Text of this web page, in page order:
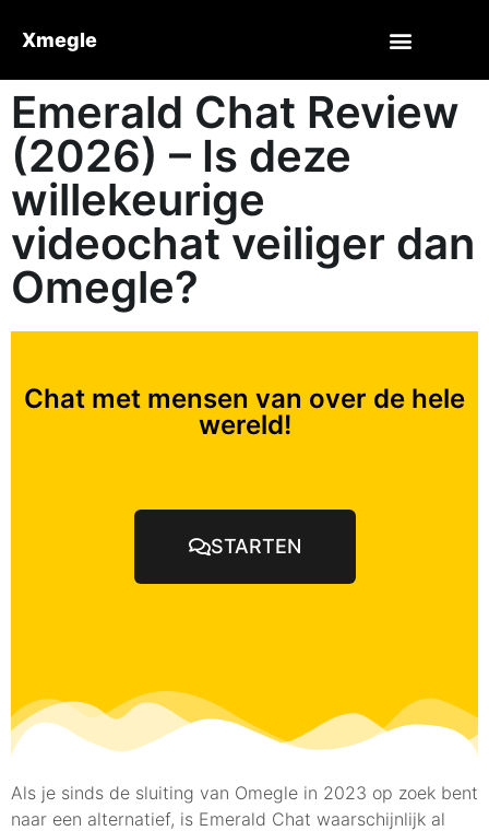
Xmegle
Emerald Chat Review
(2026) – Is deze
willekeurige
videochat veiliger dan
Omegle?
Chat met mensen van over de hele
wereld!
STARTEN
Als je sinds de sluiting van Omegle in 2023 op zoek bent
naar een alternatief, is Emerald Chat waarschijnlijk al